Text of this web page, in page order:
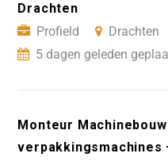
Drachten
Profield
Drachten
5 dagen geleden
Monteur
verpakkingsmachines